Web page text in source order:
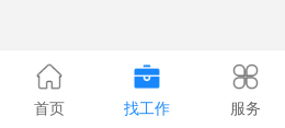
首页 找工作 服务